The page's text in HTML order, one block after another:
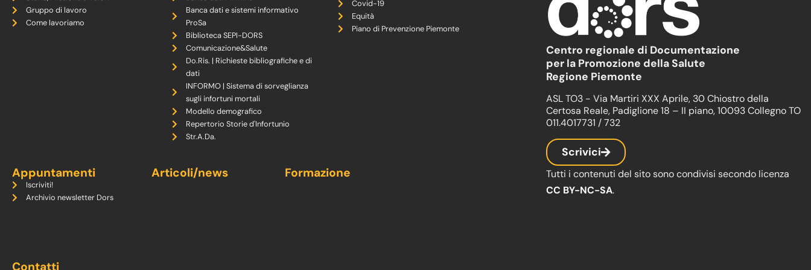
Gruppo di lavoro
Come lavoriamo
Banca dati e sistemi informativo
ProSa
Biblioteca SEPI-DORS
Comunicazione&Salute
Do.Ris. | Richieste bibliografiche e di
dati
INFORMO | Sistema di sorveglianza
sugli infortuni mortali
Modello demografico
Repertorio Storie d'Infortunio
Str.A.Da.
Covid-19
Equità
Piano di Prevenzione Piemonte
Appuntamenti
Iscriviti!
Archivio newsletter Dors
Articoli/news Formazione
Contatti
Centro regionale di Documentazione
per la Promozione della Salute
Regione Piemonte
ASL TO3 - Via Martiri XXX Aprile, 30 Chiostro della
Certosa Reale, Padiglione 18 – II piano, 10093 Collegno TO
011.4017731 / 732
Scrivici
Tutti i contenuti del sito sono condivisi secondo licenza
CC BY-NC-SA.